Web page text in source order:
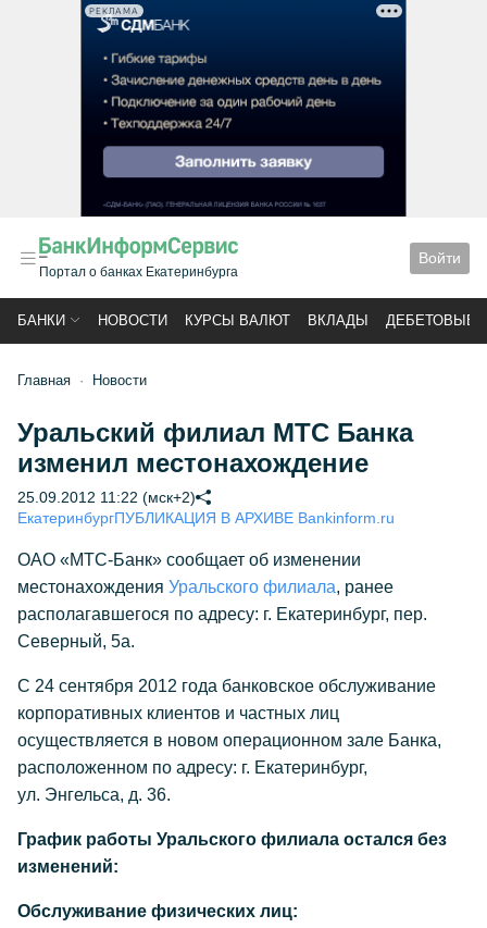
РЕКЛАМА
Портал о банках Екатеринбурга
Войти
БАНКИ НОВОСТИ КУРСЫ ВАЛЮТ ВКЛАДЫ ДЕБЕТОВЫЕ
Главная Новости
Уральский филиал МТС Банка
изменил местонахождение
25.09.2012 11:22 (мск+2)
ЕкатеринбургПУБЛИКАЦИЯ В АРХИВЕ Bankinform.ru
ОАО «МТС-Банк» сообщает об изменении
местонахождения Уральского филиала, ранее
располагавшегося по адресу: г. Екатеринбург, пер.
Северный, 5а.
С 24 сентября 2012 года банковское обслуживание
корпоративных клиентов и частных лиц
осуществляется в новом операционном зале Банка,
расположенном по адресу: г. Екатеринбург,
ул. Энгельса, д. 36.
График работы Уральского филиала остался без
изменений:
Обслуживание физических лиц: